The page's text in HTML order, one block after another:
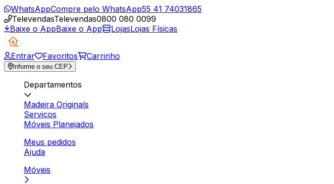
WhatsAppCompre pelo WhatsApp55 41 74031865
TelevendasTelevendas0800 080 0099
Baixe o AppBaixe o App LojasLojas Físicas
Entrar Favoritos Carrinho
Informe o seu CEP
Departamentos
Madeira Originals
Serviços
Móveis Planejados
Meus pedidos
Ajuda
Móveis